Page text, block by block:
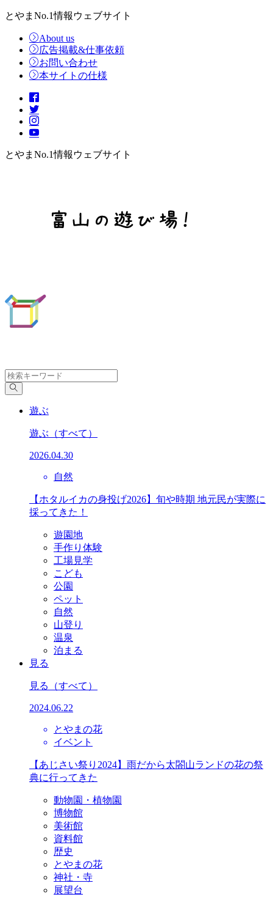
とやまNo.1情報ウェブサイト
About us
広告掲載&仕事依頼
お問い合わせ
本サイトの仕様
とやまNo.1情報ウェブサイト
遊ぶ
遊ぶ （すべて）
2026.04.30
自然
【ホタルイカの身投げ2026】旬や時期 地元民が実際に
採ってきた！
遊園地
手作り体験
工場見学
こども
公園
ペット
自然
山登り
温泉
泊まる
見る
見る （すべて）
2024.06.22
とやまの花
イベント
【あじさい祭り2024】雨だから太閤山ランドの花の祭
典に行ってきた
動物園・植物園
博物館
美術館
資料館
歴史
とやまの花
神社・寺
展望台